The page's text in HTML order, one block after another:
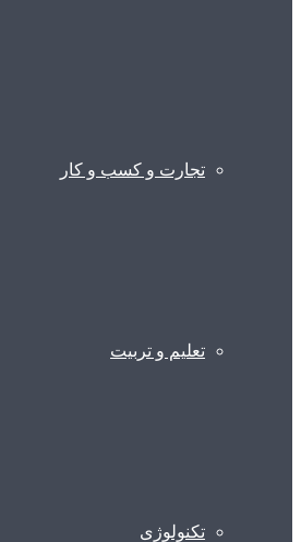
تجارت و کسب و کار
تعلیم و تربیت
تکنولوژی